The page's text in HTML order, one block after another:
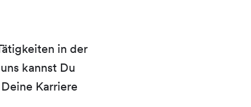
in der
kannst Du
Karriere